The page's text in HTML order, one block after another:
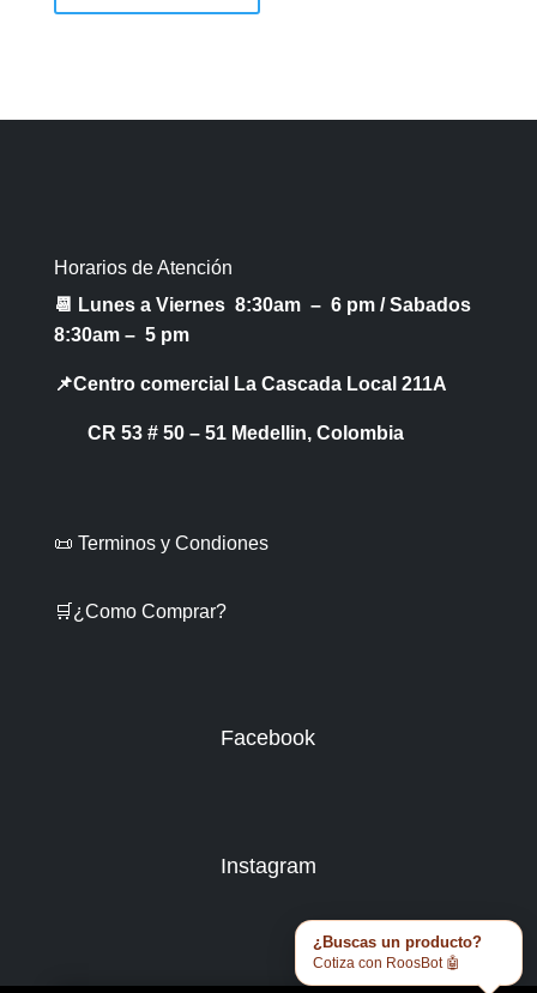
Horarios de Atención
📆 Lunes a Viernes 8:30am – 6 pm /Sabados
8:30am – 5 pm
📌Centro comercial La Cascada Local 211A
CR 53 # 50 – 51 Medellin, Colombia
📜 Terminos y Condiones
🛒¿Como Comprar?
Facebook
Instagram
¿Buscas un producto?
Cotiza con RoosBot 🤖